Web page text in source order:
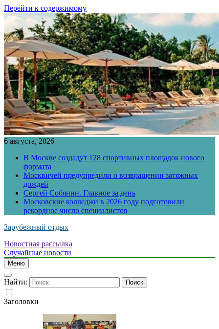
Перейти к содержимому
6 августа, 2026
В Москве создадут 128 спортивных площадок нового
формата
Москвичей предупредили о возвращении затяжных
дождей
Сергей Собянин. Главное за день
Московские колледжи в 2026 году подготовили
рекордное число специалистов
Зарубежный отдых
Новостная рассылка
Случайные новости
Меню
Найти:
Заголовки